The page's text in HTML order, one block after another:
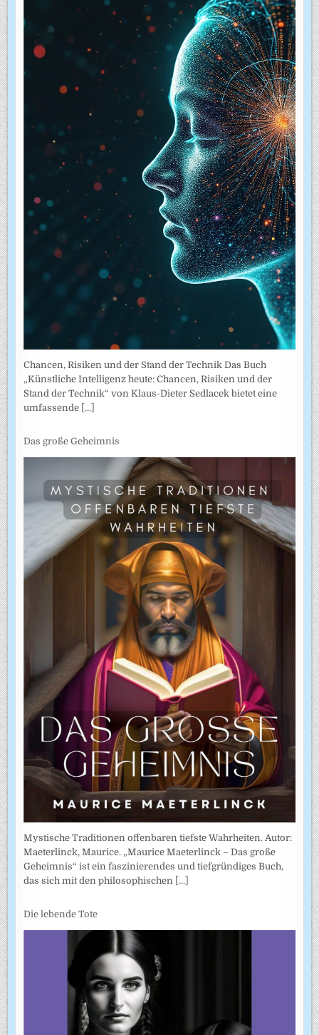
Chancen, Risiken und der Stand der Technik Das Buch
„Künstliche Intelligenz heute: Chancen, Risiken und der
Stand der Technik“ von Klaus-Dieter Sedlacek bietet eine
umfassende [...]
Das große Geheimnis
Mystische Traditionen offenbaren tiefste Wahrheiten. Autor:
Maeterlinck, Maurice. „Maurice Maeterlinck – Das große
Geheimnis“ ist ein faszinierendes und tiefgründiges Buch,
das sich mit den philosophischen [...]
Die lebende Tote